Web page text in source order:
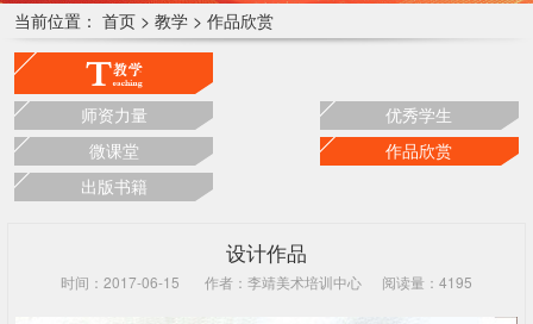
当前位置： 首页 > 教学 > 作品欣赏
师资力量
优秀学生
微课堂
作品欣赏
出版书籍
设计作品
时间：2017-06-15 作者：李靖美术培训中心 阅读量：4195